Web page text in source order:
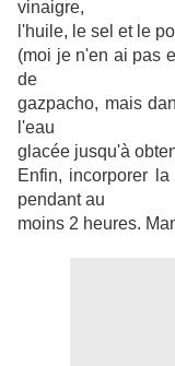
vinaigre,
l'huile, le sel et le
(moi je n'en ai pas
de
gazpacho, mais
l'eau
glacée jusqu'à
Enfin, incorporer
pendant au
moins 2 heures.